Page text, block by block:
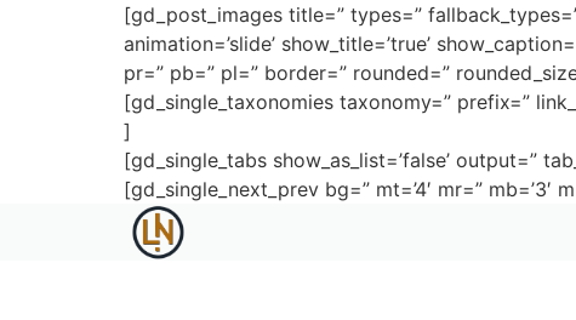
[gd_post_images title=” types=” fallback_types=”
animation=’slide’ show_title=’true’
pr=” pb=” pl=” border=” rounded=”
[gd_single_taxonomies taxonomy=” prefix=”
]
[gd_single_tabs show_as_list=’false’ output=”
[gd_single_next_prev bg=” mt=’4′ mr=”